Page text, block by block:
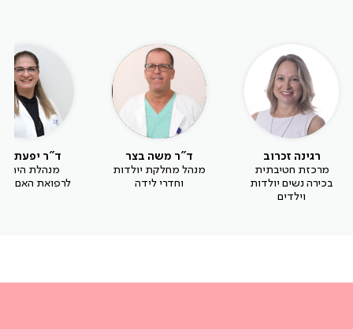
רגינה זכרוב
מרכזת חטיבתית
בכירה נשים יולדות
וילדים
ד"ר משה בצר
מנהל מחלקת יולדות
וחדרי לידה
ד"ר יפעת
מנהלת
לרפואת האם